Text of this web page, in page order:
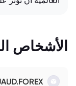
الأشخاص